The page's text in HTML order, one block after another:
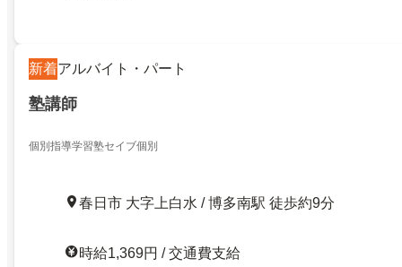
新着アルバイト・パート
塾講師
個別指導学習塾セイブ個別
春日市 大字上白水 / 博多南駅 徒歩約9分
時給1,369円 / 交通費支給